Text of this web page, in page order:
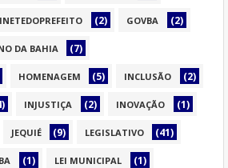
(2) GOVBA (2)
DA BAHIA (7)
HOMENAGEM (5) INCLUSÃO (2)
INJUSTIÇA (2) INOVAÇÃO (1)
JEQUIÉ (9) LEGISLATIVO (41)
(1) LEI MUNICIPAL (1)